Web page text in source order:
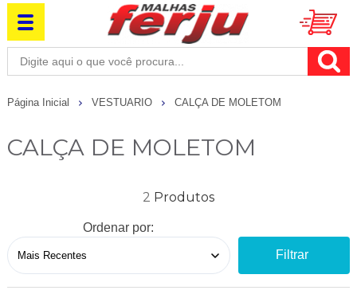
Página Inicial VESTUARIO CALÇA DE MOLETOM
CALÇA DE MOLETOM
2
Ordenar por:
Filtrar